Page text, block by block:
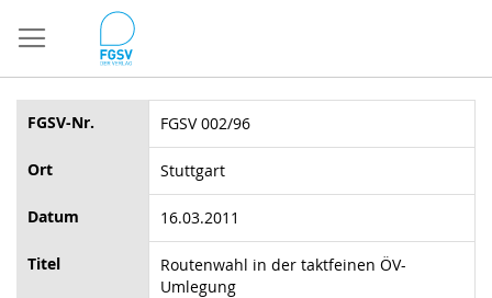
zum
Inhalt
FGSV-Nr. FGSV 002/96
Ort Stuttgart
Datum 16.03.2011
Titel
Routenwahl in der taktfeinen ÖV-
Umlegung